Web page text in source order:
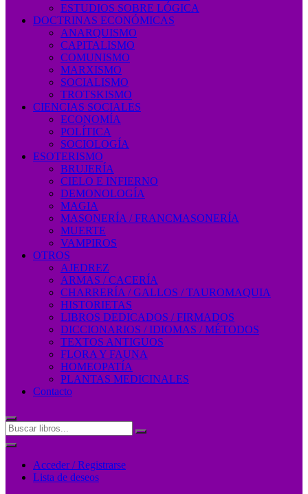
ESTUDIOS SOBRE LÓGICA
DOCTRINAS ECONÓMICAS
ANARQUISMO
CAPITALISMO
COMUNISMO
MARXISMO
SOCIALISMO
TROTSKISMO
CIENCIAS SOCIALES
ECONOMÍA
POLÍTICA
SOCIOLOGÍA
ESOTERISMO
BRUJERÍA
CIELO E INFIERNO
DEMONOLOGÍA
MAGIA
MASONERÍA / FRANCMASONERÍA
MUERTE
VAMPIROS
OTROS
AJEDREZ
ARMAS / CACERÍA
CHARRERÍA / GALLOS / TAUROMAQUIA
HISTORIETAS
LIBROS DEDICADOS / FIRMADOS
DICCIONARIOS / IDIOMAS / MÉTODOS
TEXTOS ANTIGUOS
FLORA Y FAUNA
HOMEOPATÍA
PLANTAS MEDICINALES
Contacto
Acceder / Registrarse
Lista de deseos